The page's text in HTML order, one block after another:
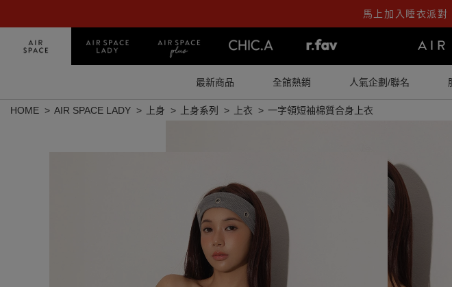
馬上加入睡衣派
最新商品 全館熱銷 人氣企劃/聯名
HOME AIR SPACE LADY 上身 上身系列 上衣 一字領短袖棉質合身上衣